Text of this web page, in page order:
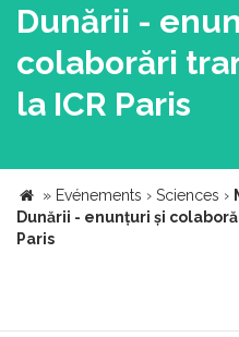
Dunării -
colaborări
la ICR Paris
» Evénements › Sciences ›
Dunării - enunțuri și
Paris